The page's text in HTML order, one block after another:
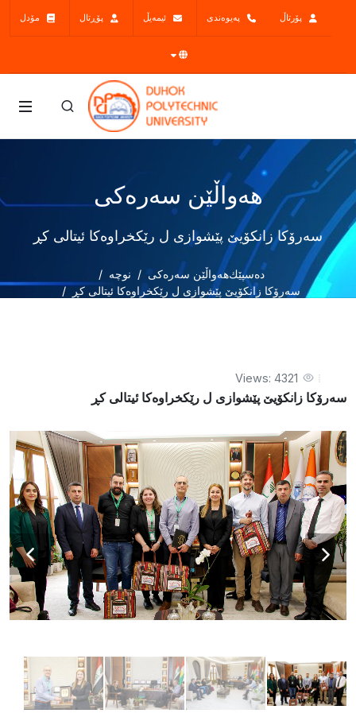
پۆرتاڵ پەیوەندی ئیمەیڵ پۆڕتال مۆدل
هەواڵێن سەرەکی
سەرۆکا زانکۆیێ پێشوازی ل رێكخراوەکا ئيتالی کڕ
دەسپێكهەواڵێن سەرەکی
نوچە
سەرۆکا زانکۆیێ پێشوازی ل رێكخراوەکا ئيتالی کڕ
Views: 4321
سەرۆکا زانکۆیێ پێشوازی ل رێكخراوەکا ئيتالی کڕ